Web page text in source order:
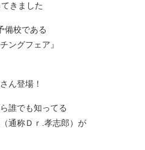
きました
備校である
ングフェア』
ん登場！
誰でも知ってる
通称Ｄｒ.孝志郎）が